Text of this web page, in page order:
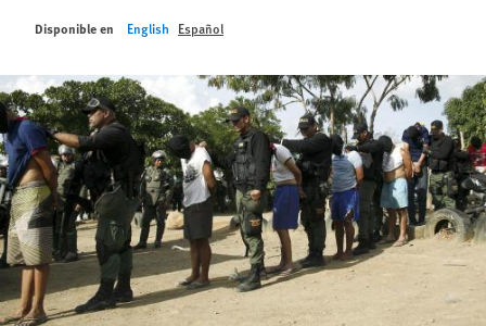
Disponible en English Español